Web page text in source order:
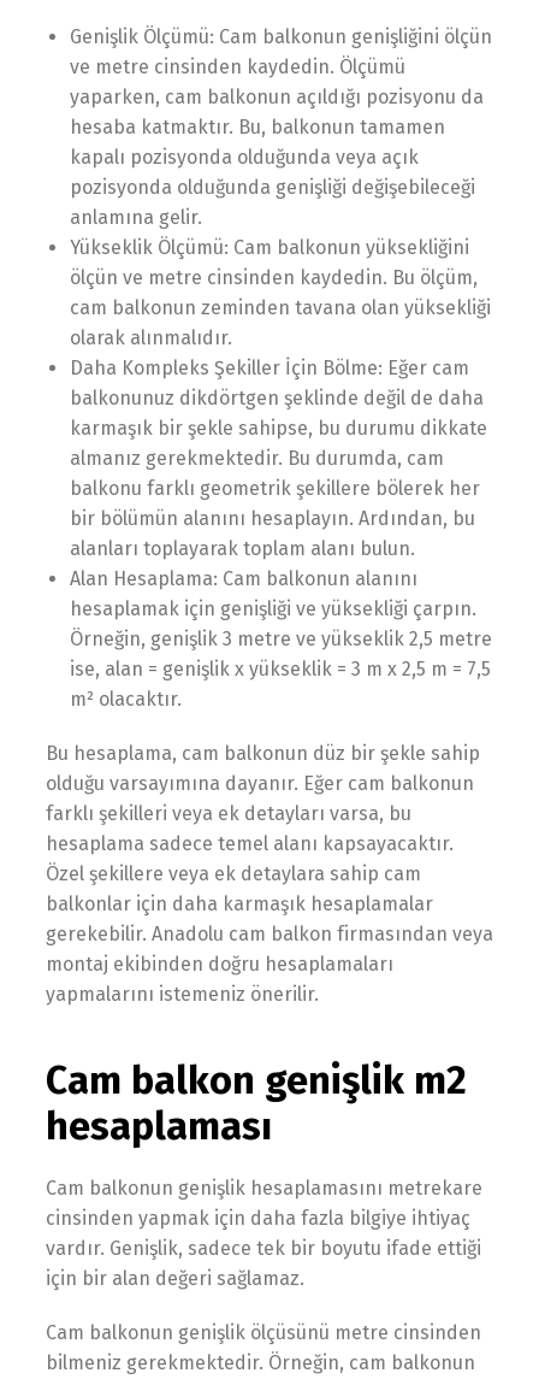
Genişlik Ölçümü: Cam balkonun genişliğini ölçün
ve metre cinsinden kaydedin. Ölçümü
yaparken, cam balkonun açıldığı pozisyonu da
hesaba katmaktır. Bu, balkonun tamamen
kapalı pozisyonda olduğunda veya açık
pozisyonda olduğunda genişliği değişebileceği
anlamına gelir.
Yükseklik Ölçümü: Cam balkonun yüksekliğini
ölçün ve metre cinsinden kaydedin. Bu ölçüm,
cam balkonun zeminden tavana olan yüksekliği
olarak alınmalıdır.
Daha Kompleks Şekiller İçin Bölme: Eğer cam
balkonunuz dikdörtgen şeklinde değil de daha
karmaşık bir şekle sahipse, bu durumu dikkate
almanız gerekmektedir. Bu durumda, cam
balkonu farklı geometrik şekillere bölerek her
bir bölümün alanını hesaplayın. Ardından, bu
alanları toplayarak toplam alanı bulun.
Alan Hesaplama: Cam balkonun alanını
hesaplamak için genişliği ve yüksekliği çarpın.
Örneğin, genişlik 3 metre ve yükseklik 2,5 metre
ise, alan = genişlik x yükseklik = 3 m x 2,5 m = 7,5
m² olacaktır.
Bu hesaplama, cam balkonun düz bir şekle sahip
olduğu varsayımına dayanır. Eğer cam balkonun
farklı şekilleri veya ek detayları varsa, bu
hesaplama sadece temel alanı kapsayacaktır.
Özel şekillere veya ek detaylara sahip cam
balkonlar için daha karmaşık hesaplamalar
gerekebilir. Anadolu cam balkon firmasından veya
montaj ekibinden doğru hesaplamaları
yapmalarını istemeniz önerilir.
Cam balkon genişlik m2
hesaplaması
Cam balkonun genişlik hesaplamasını metrekare
cinsinden yapmak için daha fazla bilgiye ihtiyaç
vardır. Genişlik, sadece tek bir boyutu ifade ettiği
için bir alan değeri sağlamaz.
Cam balkonun genişlik ölçüsünü metre cinsinden
bilmeniz gerekmektedir. Örneğin, cam balkonun